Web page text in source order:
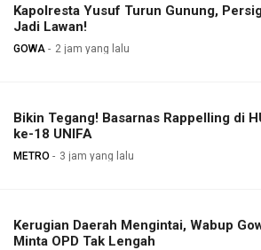
Kapolresta Yusuf Turun Gunung,
Jadi Lawan!
GOWA 2 jam yang lalu
Bikin Tegang! Basarnas Rappelling di
ke-18 UNIFA
METRO 3 jam yang lalu
Kerugian Daerah Mengintai, Wabup
Minta OPD Tak Lengah